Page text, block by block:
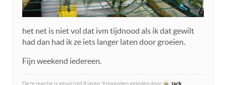
het net is niet vol dat ivm tijdnood als ik dat gewilt
had dan had ik ze iets langer laten door groeien.
Fijn weekend iedereen.
Deze reactie is gewijzigd 8 jaren, 9 maanden geleden door jack